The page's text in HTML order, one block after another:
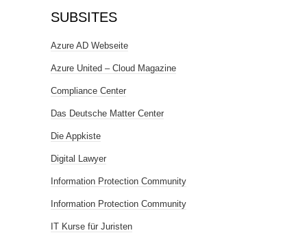
SUBSITES
Azure AD Webseite
Azure United – Cloud Magazine
Compliance Center
Das Deutsche Matter Center
Die Appkiste
Digital Lawyer
Information Protection Community
Information Protection Community
IT Kurse für Juristen